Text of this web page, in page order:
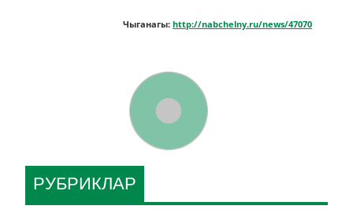
Чыганагы: http://nabchelny.ru/news/47070
РУБРИКЛАР